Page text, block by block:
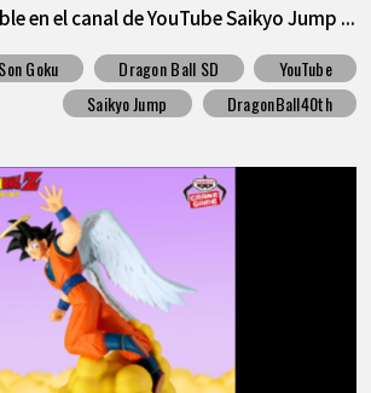
en el canal de YouTube Saikyo Jump ...
Son Goku Dragon Ball SD
YouTube
Saikyo Jump
DragonBall40th